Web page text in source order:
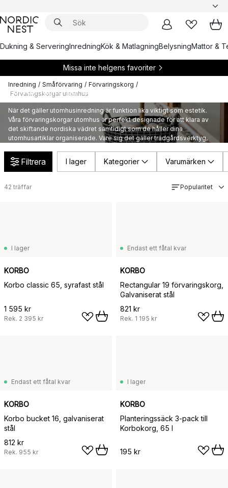
Dukning & ServeringInredningKök & MatlagningBelysningMattor &
Missa inte helgens favoriter
Inredning / Småförvaring / Förvaringskorg /
Förvaringskorgar utomhus
Förvaringskorgar utomhus
När det gäller utomhusinredning är funktion lika viktigt som estetik.
Våra förvaringskorgar utomhus är perfekt designade för att klara av
det skiftande nordiska vädret samtidigt som de håller dina
utomhusartiklar organiserade. Vare sig det gäller trädgårdsverktyg,
ordning i din utomhusmiljö.
Filtrera I lager Kategorier Varumärken
42 träffar Popularitet
I lager
KORBO
Korbo classic 65, syrafast stål
1 595 kr
Rek. 2 395 kr
Endast ett fåtal kvar
KORBO
Rectangular 19 förvaringskorg,
Galvaniserat stål
821 kr
Rek. 1 195 kr
Endast ett fåtal kvar
KORBO
Korbo bucket 16, galvaniserat
stål
812 kr
Rek. 955 kr
I lager
KORBO
Planteringssäck 3-pack till
Korbokorg, 65 l
195 kr